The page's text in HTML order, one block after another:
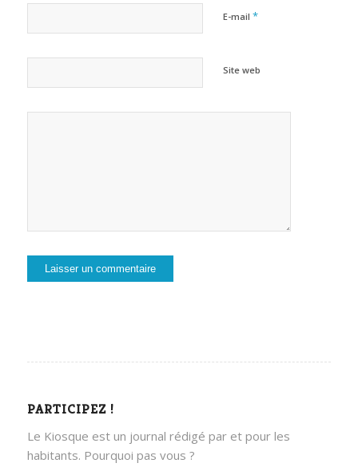
E-mail *
Site web
PARTICIPEZ !
Le Kiosque est un journal rédigé par et pour les
habitants. Pourquoi pas vous ?